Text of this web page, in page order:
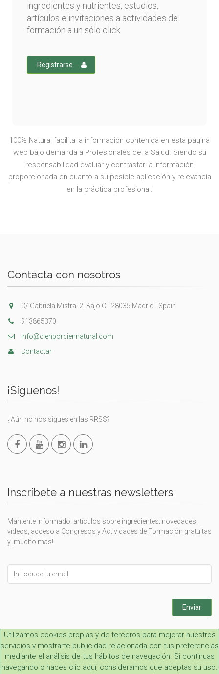
ingredientes y nutrientes, estudios,
artículos e invitaciones a actividades de
formación a un sólo click.
Registrarse
100% Natural facilita la información contenida en esta página
web bajo demanda a Profesionales de la Salud. Siendo su
responsabilidad evaluar y contrastar la información
proporcionada en cuanto a su posible aplicación y relevancia
en la práctica profesional.
Contacta con nosotros
C/ Gabriela Mistral 2, Bajo C - 28035 Madrid - Spain
913865370
info@cienporciennatural.com
Contactar
¡Síguenos!
¿Aún no nos sigues en las RRSS?
Inscríbete a nuestras newsletters
Mantente informado: artículos sobre ingredientes, novedades,
vídeos, acceso a Congresos y Actividades de Formación gratuitas
y ¡mucho más!
this
field
Enviar
Utilizamos cookies propias y de terceros para mejorar nuestros
servicios y mostrarte publicidad relacionada con tus preferencias
mediante el análisis de tus hábitos de navegación. Si continuas
navegando o haces clic aquí, consideramos que aceptas su uso.